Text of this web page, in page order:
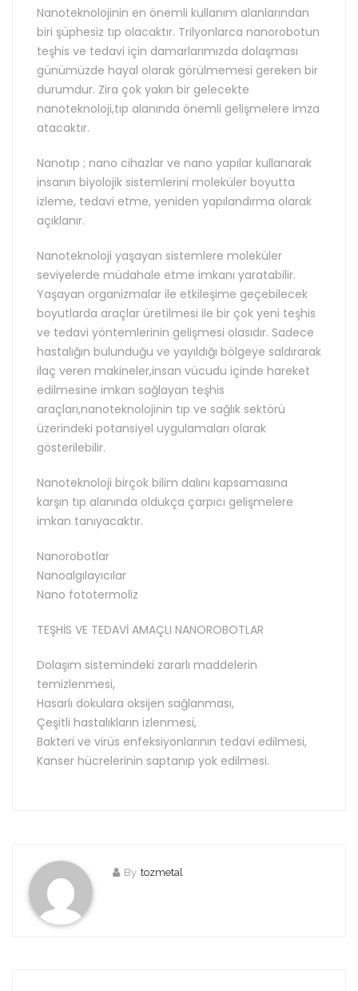
Nanoteknolojinin en önemli kullanım alanlarından
biri şüphesiz tıp olacaktır. Trilyonlarca nanorobotun
teşhis ve tedavi için damarlarımızda dolaşması
günümüzde hayal olarak görülmemesi gereken bir
durumdur. Zira çok yakın bir gelecekte
nanoteknoloji,tıp alanında önemli gelişmelere imza
atacaktır.
Nanotıp ; nano cihazlar ve nano yapılar kullanarak
insanın biyolojik sistemlerini moleküler boyutta
izleme, tedavi etme, yeniden yapılandırma olarak
açıklanır.
Nanoteknoloji yaşayan sistemlere moleküler
seviyelerde müdahale etme imkanı yaratabilir.
Yaşayan organizmalar ile etkileşime geçebilecek
boyutlarda araçlar üretilmesi ile bir çok yeni teşhis
ve tedavi yöntemlerinin gelişmesi olasıdır. Sadece
hastalığın bulunduğu ve yayıldığı bölgeye saldırarak
ilaç veren makineler,insan vücudu içinde hareket
edilmesine imkan sağlayan teşhis
araçları,nanoteknolojinin tıp ve sağlık sektörü
üzerindeki potansiyel uygulamaları olarak
gösterilebilir.
Nanoteknoloji birçok bilim dalını kapsamasına
karşın tıp alanında oldukça çarpıcı gelişmelere
imkan tanıyacaktır.
Nanorobotlar
Nanoalgılayıcılar
Nano fototermoliz
TEŞHİS VE TEDAVİ AMAÇLI NANOROBOTLAR
Dolaşım sistemindeki zararlı maddelerin
temizlenmesi,
Hasarlı dokulara oksijen sağlanması,
Çeşitli hastalıkların izlenmesi,
Bakteri ve virüs enfeksiyonlarının tedavi edilmesi,
Kanser hücrelerinin saptanıp yok edilmesi.
By tozmetal